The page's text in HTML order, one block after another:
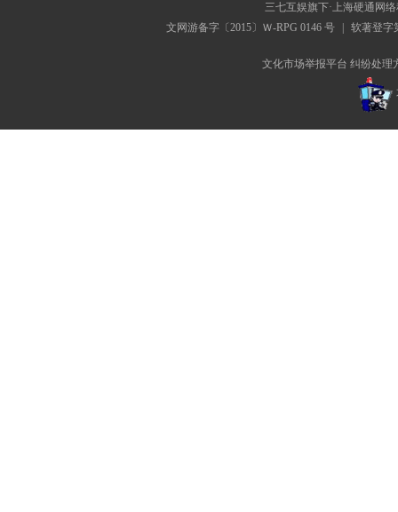
三七互娱旗下·上海硬通网
文网游备字〔2015〕Ｗ-RPG 0146 号
软著登字
文化市场举报平台 纠纷处理